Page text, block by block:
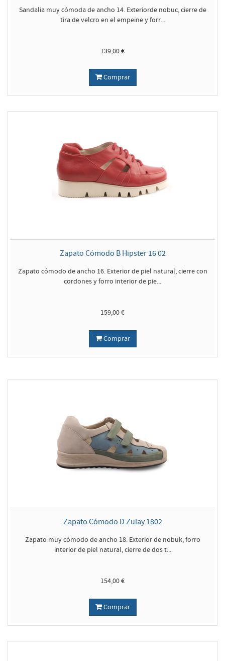
Sandalia muy cómoda de ancho 14. Exteriorde nobuc, cierre de
tira de velcro en el empeine y forr...
139,00 €
Comprar
Zapato Cómodo B Hipster 16 02
Zapato cómodo de ancho 16. Exterior de piel natural, cierre con
cordones y forro interior de pie...
159,00 €
Comprar
Zapato Cómodo D Zulay 1802
Zapato muy cómodo de ancho 18. Exterior de nobuk, forro
interior de piel natural, cierre de dos t...
154,00 €
Comprar